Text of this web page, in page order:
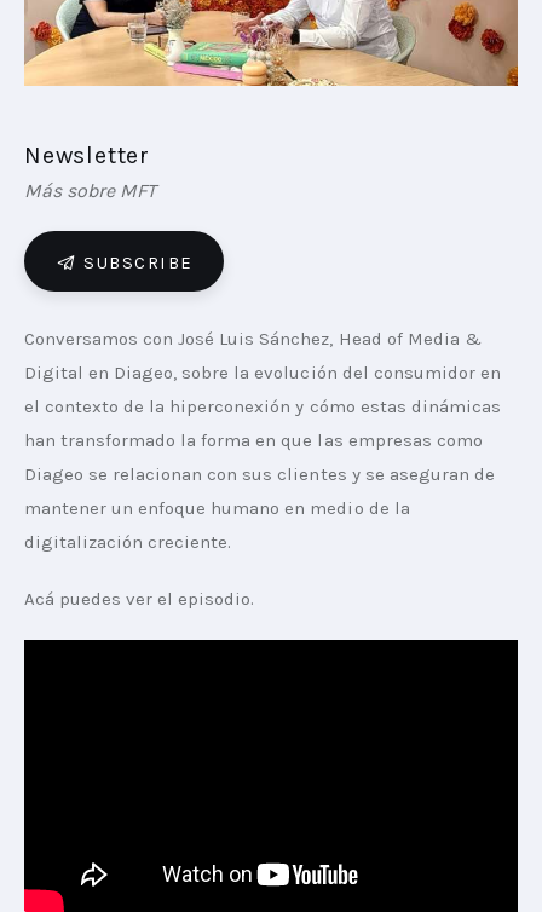
Newsletter
Más sobre MFT
SUBSCRIBE
Conversamos con José Luis Sánchez, Head of Media &
Digital en Diageo, sobre la evolución del consumidor en
el contexto de la hiperconexión y cómo estas dinámicas
han transformado la forma en que las empresas como
Diageo se relacionan con sus clientes y se aseguran de
mantener un enfoque humano en medio de la
digitalización creciente.
Acá puedes ver el episodio.